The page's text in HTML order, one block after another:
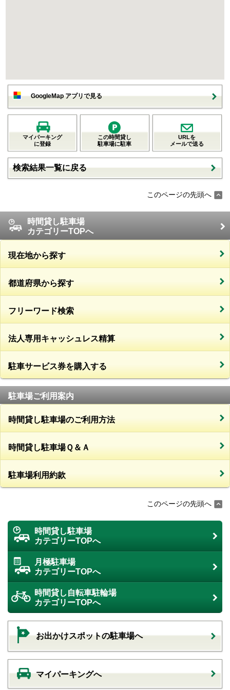
GoogleMap アプリで見る
マイパーキング
に登録
この時間貸し
駐車場に駐車
URLを
メールで送る
検索結果一覧に戻る
このページの先頭へ
時間貸し駐車場
カテゴリーTOPへ
現在地から探す
都道府県から探す
フリーワード検索
法人専用キャッシュレス精算
駐車サービス券を購入する
駐車場ご利用案内
時間貸し駐車場のご利用方法
時間貸し駐車場Ｑ＆Ａ
駐車場利用約款
このページの先頭へ
時間貸し駐車場
カテゴリーTOPへ
月極駐車場
カテゴリーTOPへ
時間貸し自転車駐輪場
カテゴリーTOPへ
お出かけスポットの駐車場へ
マイパーキングへ